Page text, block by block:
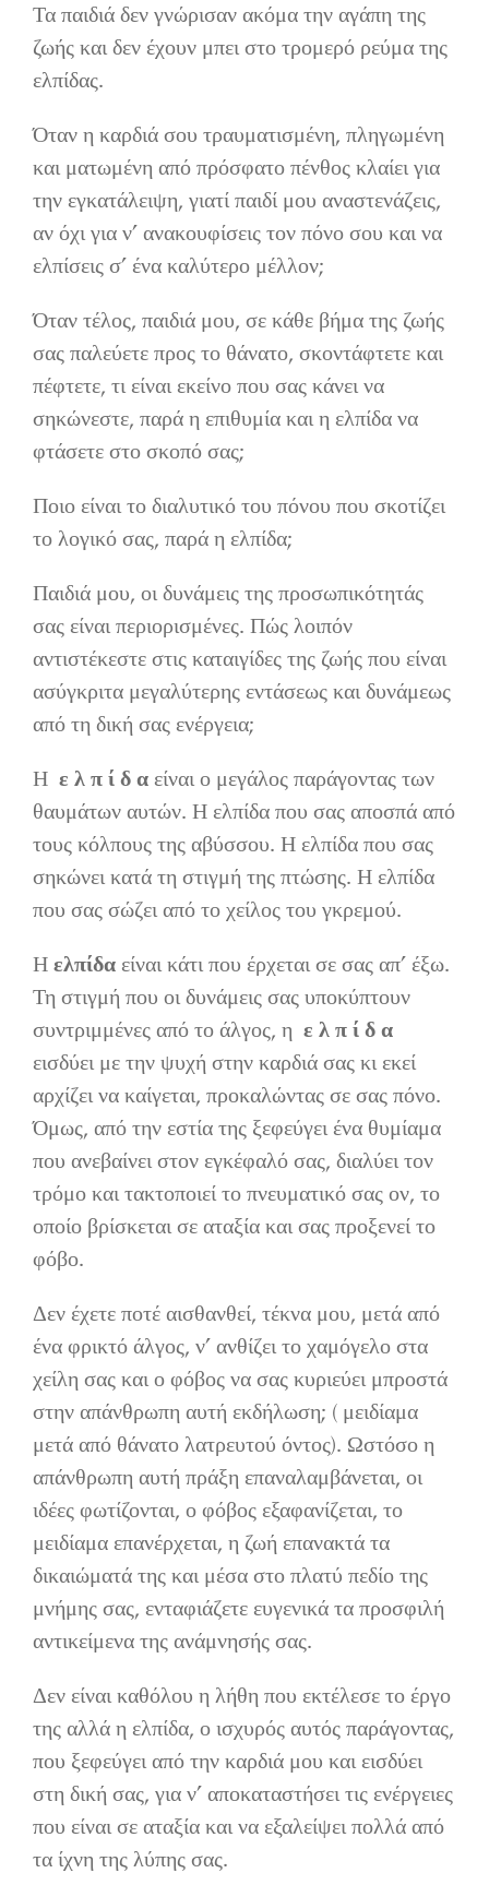
Τα παιδιά δεν γνώρισαν ακόμα την αγάπη της
ζωής και δεν έχουν μπει στο τρομερό ρεύμα της
ελπίδας.
Όταν η καρδιά σου τραυματισμένη, πληγωμένη
και ματωμένη από πρόσφατο πένθος κλαίει για
την εγκατάλειψη, γιατί παιδί μου αναστενάζεις,
αν όχι για ν’ ανακουφίσεις τον πόνο σου και να
ελπίσεις σ’ ένα καλύτερο μέλλον;
Όταν τέλος, παιδιά μου, σε κάθε βήμα της ζωής
σας παλεύετε προς το θάνατο, σκοντάφτετε και
πέφτετε, τι είναι εκείνο που σας κάνει να
σηκώνεστε, παρά η επιθυμία και η ελπίδα να
φτάσετε στο σκοπό σας;
Ποιο είναι το διαλυτικό του πόνου που σκοτίζει
το λογικό σας, παρά η ελπίδα;
Παιδιά μου, οι δυνάμεις της προσωπικότητάς
σας είναι περιορισμένες. Πώς λοιπόν
αντιστέκεστε στις καταιγίδες της ζωής που είναι
ασύγκριτα μεγαλύτερης εντάσεως και δυνάμεως
από τη δική σας ενέργεια;
Η ε λ π ί δ αείναι ο μεγάλος παράγοντας των
θαυμάτων αυτών. Η ελπίδα που σας αποσπά από
τους κόλπους της αβύσσου. Η ελπίδα που σας
σηκώνει κατά τη στιγμή της πτώσης. Η ελπίδα
που σας σώζει από το χείλος του γκρεμού.
Ηελπίδαείναι κάτι που έρχεται σε σας απ’ έξω.
Τη στιγμή που οι δυνάμεις σας υποκύπτουν
συντριμμένες από το άλγος, η ε λ π ί δ α
εισδύει με την ψυχή στην καρδιά σας κι εκεί
αρχίζει να καίγεται, προκαλώντας σε σας πόνο.
Όμως, από την εστία της ξεφεύγει ένα θυμίαμα
που ανεβαίνει στον εγκέφαλό σας, διαλύει τον
τρόμο και τακτοποιεί το πνευματικό σας ον, το
οποίο βρίσκεται σε αταξία και σας προξενεί το
φόβο.
Δεν έχετε ποτέ αισθανθεί, τέκνα μου, μετά από
ένα φρικτό άλγος, ν’ ανθίζει το χαμόγελο στα
χείλη σας και ο φόβος να σας κυριεύει μπροστά
στην απάνθρωπη αυτή εκδήλωση; ( μειδίαμα
μετά από θάνατο λατρευτού όντος). Ωστόσο η
απάνθρωπη αυτή πράξη επαναλαμβάνεται, οι
ιδέες φωτίζονται, ο φόβος εξαφανίζεται, το
μειδίαμα επανέρχεται, η ζωή επανακτά τα
δικαιώματά της και μέσα στο πλατύ πεδίο της
μνήμης σας, ενταφιάζετε ευγενικά τα προσφιλή
αντικείμενα της ανάμνησής σας.
Δεν είναι καθόλου η λήθη που εκτέλεσε το έργο
της αλλά η ελπίδα, ο ισχυρός αυτός παράγοντας,
που ξεφεύγει από την καρδιά μου και εισδύει
στη δική σας, για ν’ αποκαταστήσει τις ενέργειες
που είναι σε αταξία και να εξαλείψει πολλά από
τα ίχνη της λύπης σας.